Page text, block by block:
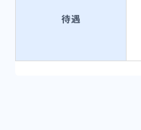
待遇